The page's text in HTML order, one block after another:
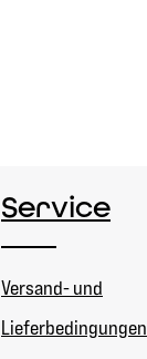
Service
Versand- und
Lieferbedingungen